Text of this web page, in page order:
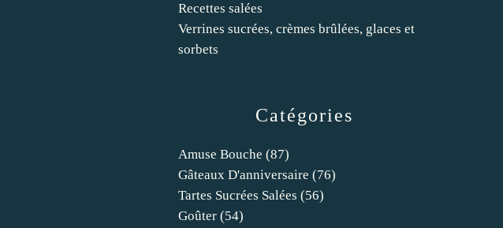
Catégories
Amuse Bouche (87)
Gâteaux D'anniversaire (76)
Tartes Sucrées Salées (56)
Goûter (54)
Recettes salées
Verrines sucrées, crèmes brûlées, glaces et
sorbets